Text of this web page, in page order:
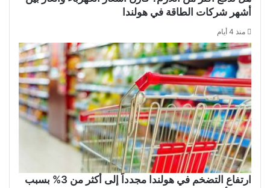
أشهر شركات الطاقة في هولندا
منذ 4 أيام
ارتفاع التضخم في هولندا مجدداً إلى أكثر من 3% بسبب